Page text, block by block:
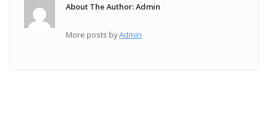
About The Author: Admin
More posts byAdmin